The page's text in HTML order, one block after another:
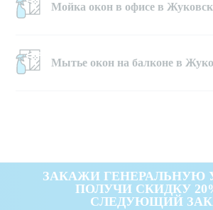
Мойка окон в офисе в
Мытье окон на балконе в
ЗАКАЖИ ГЕНЕРАЛЬНУЮ
ПОЛУЧИ СКИДКУ
СЛЕДУЮЩИЙ